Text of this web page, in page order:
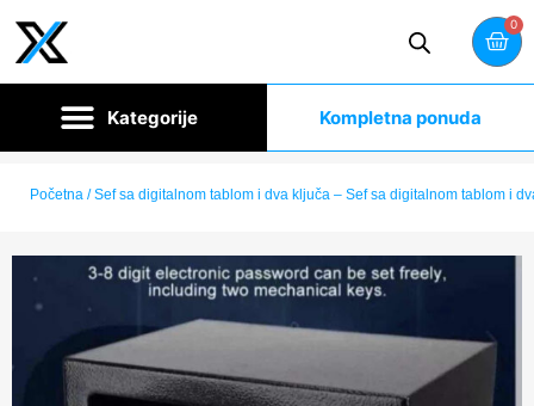
0
Kompletna ponuda
Početna / Sef sa digitalnom tablom i dva ključa – Sef sa digitalnom tablom i